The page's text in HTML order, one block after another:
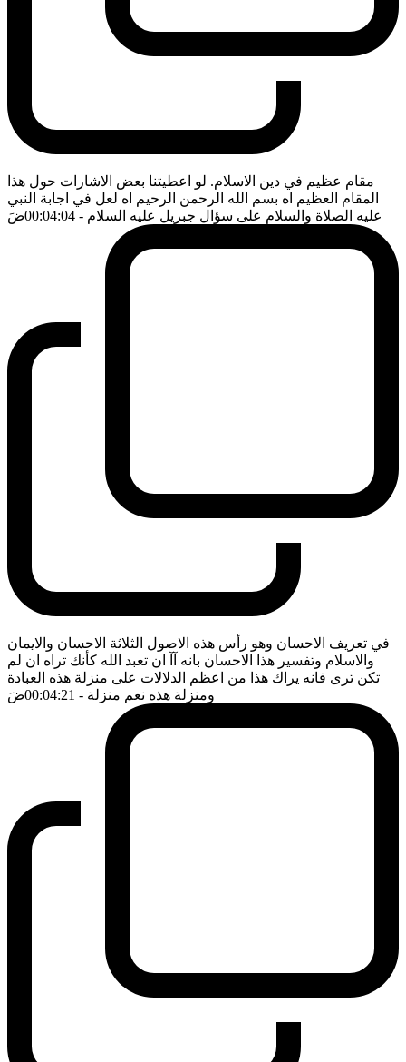
مقام عظيم في دين الاسلام. لو اعطيتنا بعض الاشارات حول هذا
المقام العظيم اه بسم الله الرحمن الرحيم اه لعل في اجابة النبي
عليه الصلاة والسلام على سؤال جبريل عليه السلام - 00:04:04 ضَ
في تعريف الاحسان وهو رأس هذه الاصول الثلاثة الاحسان والايمان
والاسلام وتفسير هذا الاحسان بانه آآ ان تعبد الله كأنك تراه ان لم
تكن ترى فانه يراك هذا من اعظم الدلالات على منزلة هذه العبادة
ومنزلة هذه نعم منزلة - 00:04:21 ضَ